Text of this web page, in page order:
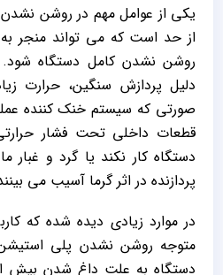
یکی از عوامل مهم در روشن
از حد است که می‌ تواند منجر
روشن نشدن کامل دستگاه
دلیل پردازش سنگین، حرارت
صورتی که سیستم خنک‌ کننده
قطعات داخلی تحت فشار
دستگاه کار نکند یا گرد و غبار
پردازنده در اثر گرما آسیب می‌
در موارد زیادی دیده شده که
متوجه روشن نشدن پلی
دستگاه به علت داغ شدن بیش